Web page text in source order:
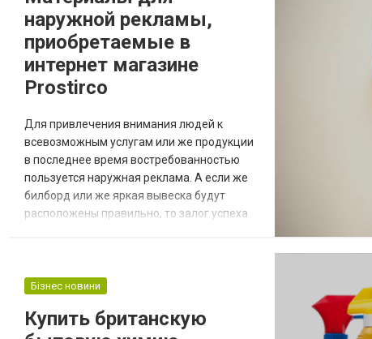
восторг малышей нечего и...
наружной рекламы,
приобретаемые в
интернет магазине
Prostirco
Для привлечения внимания людей к
всевозможным услугам или же продукции
в последнее время востребованностью
пользуется наружная реклама. А если же
билборд или же яркая вывеска будут
расположены правильно, то залог успеха
материалы могут использоваться для
объявлений применялись камни, дерево,
Бізнес новини
Купить британскую